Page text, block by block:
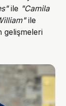
ile "Camila
ile
gelişmeleri